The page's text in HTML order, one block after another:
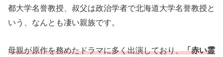
都大学名誉教授、 叔父は政治学者で北海道大学名誉教授と
いう、なんとも凄い親族です。
母親が原作を務めたドラマに多く出演しており、「赤い霊